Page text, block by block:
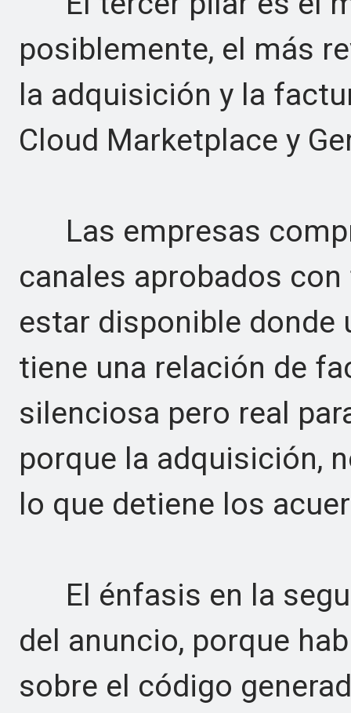
posiblemente, el más
la adquisición y la
Cloud Marketplace y
Las empresas
canales aprobados
estar disponible donde
tiene una relación de
silenciosa pero real
porque la adquisición,
lo que detiene los
El énfasis en la
del anuncio, porque
sobre el código